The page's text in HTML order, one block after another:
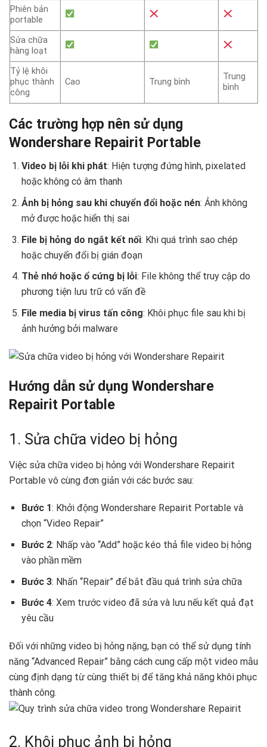
Phiên bản
portable
Sửa chữa
hàng loạt
Tỷ lệ khôi
phục thành
công
Cao Trung bình
Trung
bình
Các trường hợp nên sử dụng
Wondershare Repairit Portable
Video bị lỗi khi phát: Hiện tượng đứng hình, pixelated
hoặc không có âm thanh
Ảnh bị hỏng sau khi chuyển đổi hoặc nén: Ảnh không
mở được hoặc hiển thị sai
File bị hỏng do ngắt kết nối: Khi quá trình sao chép
hoặc chuyển đổi bị gián đoạn
Thẻ nhớ hoặc ổ cứng bị lỗi: File không thể truy cập do
phương tiện lưu trữ có vấn đề
File media bị virus tấn công: Khôi phục file sau khi bị
ảnh hưởng bởi malware
Hướng dẫn sử dụng Wondershare
Repairit Portable
1. Sửa chữa video bị hỏng
Việc sửa chữa video bị hỏng với Wondershare Repairit
Portable vô cùng đơn giản với các bước sau:
Bước 1: Khởi động Wondershare Repairit Portable và
chọn “Video Repair”
Bước 2: Nhấp vào “Add” hoặc kéo thả file video bị hỏng
vào phần mềm
Bước 3: Nhấn “Repair” để bắt đầu quá trình sửa chữa
Bước 4: Xem trước video đã sửa và lưu nếu kết quả đạt
yêu cầu
Đối với những video bị hỏng nặng, bạn có thể sử dụng tính
năng “Advanced Repair” bằng cách cung cấp một video mẫu
cùng định dạng từ cùng thiết bị để tăng khả năng khôi phục
thành công.
2. Khôi phục ảnh bị hỏng